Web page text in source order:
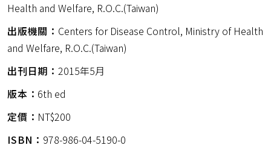
Health and Welfare, R.O.C.(Taiwan)
出版機關： Centers for Disease Control, Ministry of Health
and Welfare, R.O.C.(Taiwan)
出刊日期： 2015年5月
版本： 6th ed
定價： NT$200
ISBN： 978-986-04-5190-0